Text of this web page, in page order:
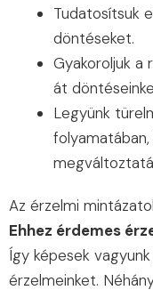
Tudatosítsuk
döntéseket.
Gyakoroljuk a
át
Legyünk
Az érzelmi
Ehhez érdemes
Így képesek
érzelmeinket.